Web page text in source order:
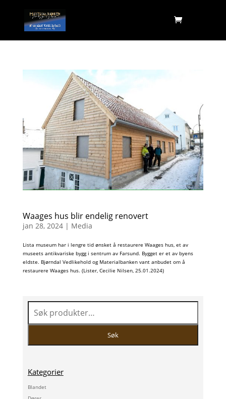
Waages hus blir endelig renovert
jan 28, 2024| Media
Lista museum har i lengre tid ønsket å restaurere Waages hus, et av
museets antikvariske bygg i sentrum av Farsund. Bygget er et av byens
eldste. Bjørndal Vedlikehold og Materialbanken vant anbudet om å
restaurere Waages hus. (Lister, Cecilie Nilsen, 25.01.2024)
etter:
Søk
Kategorier
Blandet